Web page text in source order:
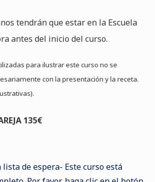
tendrán que estar en la Escuela
antes del inicio del curso.
para ilustrar este curso no se
con la presentación y la receta.
135€
de espera- Este curso está